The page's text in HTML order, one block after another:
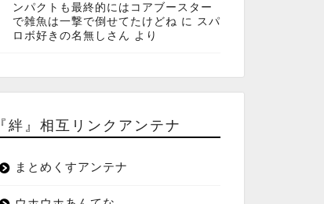
ンパクトも最終的にはコアブースター
で雑魚は一撃で倒せてたけどね に
スパ
ロボ好きの名無しさん より
『絆』相互リンクアンテナ
まとめくすアンテナ